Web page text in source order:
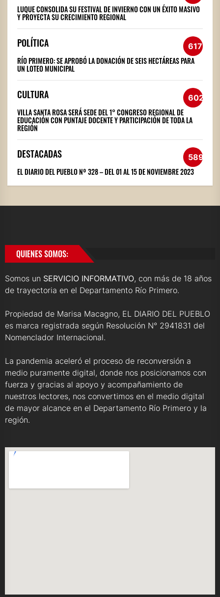
LUQUE CONSOLIDA SU FESTIVAL DE INVIERNO CON UN ÉXITO MASIVO
Y PROYECTA SU CRECIMIENTO REGIONAL
POLÍTICA 617
RÍO PRIMERO: SE APROBÓ LA DONACIÓN DE SEIS HECTÁREAS PARA
UN LOTEO MUNICIPAL
CULTURA 602
VILLA SANTA ROSA SERÁ SEDE DEL 1° CONGRESO REGIONAL DE
EDUCACIÓN CON PUNTAJE DOCENTE Y PARTICIPACIÓN DE TODA LA
REGIÓN
DESTACADAS 589
EL DIARIO DEL PUEBLO Nº 328 – DEL 01 AL 15 DE NOVIEMBRE 2023
QUIENES SOMOS:
Somos un SERVICIO INFORMATIVO, con más de 18 años
de trayectoria en el Departamento Río Primero.
Propiedad de Marisa Macagno, EL DIARIO DEL PUEBLO
es marca registrada según Resolución N° 2941831 del
Nomenclador Internacional.
La pandemia aceleró el proceso de reconversión a
medio puramente digital, donde nos posicionamos con
fuerza y gracias al apoyo y acompañamiento de
nuestros lectores, nos convertimos en el medio digital
de mayor alcance en el Departamento Río Primero y la
región.